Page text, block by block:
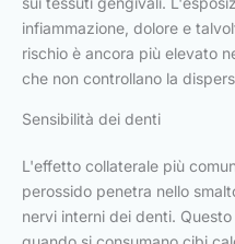
infiammazione, dolore e
rischio è ancora più elevato
che non controllano la
Sensibilità dei denti
L'effetto collaterale più
perossido penetra nello
nervi interni dei denti.